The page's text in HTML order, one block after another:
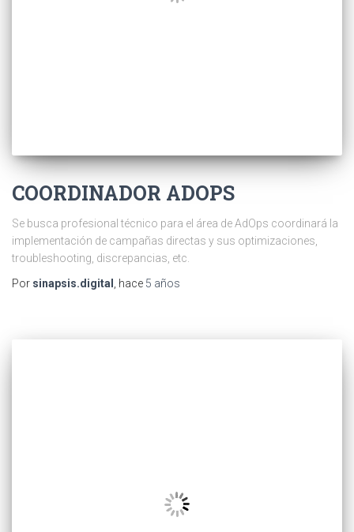
COORDINADOR ADOPS
Se busca profesional técnico para el área de AdOps coordinará la
implementación de campañas directas y sus optimizaciones,
troubleshooting, discrepancias, etc.
Por sinapsis.digital , hace 5 años